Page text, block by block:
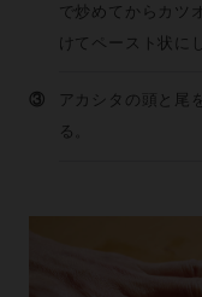
で炒めてからカツ
けてペースト状に
③
アカシタの頭と尾
る。